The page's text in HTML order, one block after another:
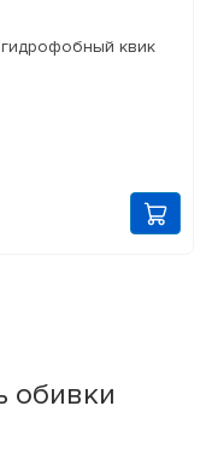
квик
обивки